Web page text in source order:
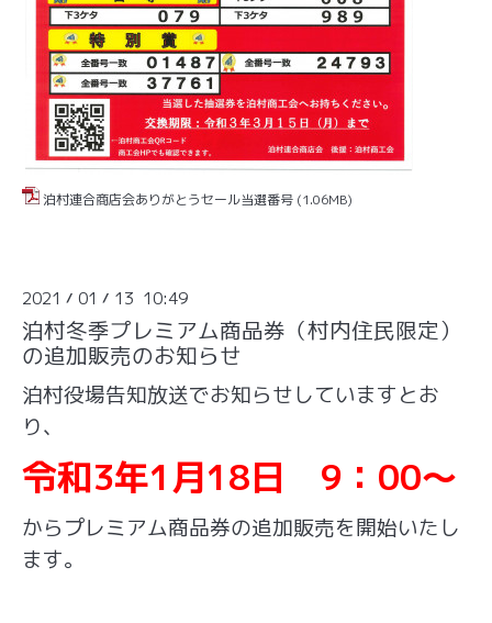
泊村連合商店会ありがとうセール当選番号 (1.06MB)
2021 / 01 / 13 10:49
泊村冬季プレミアム商品券（村内住民限定）
の追加販売のお知らせ
泊村役場告知放送でお知らせしていますとお
り、
令和3年1月18日 9：00～
からプレミアム商品券の追加販売を開始いたし
ます。